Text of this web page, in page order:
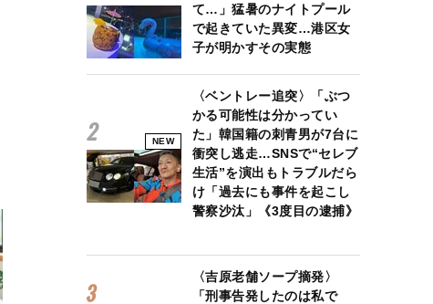
て…」猛暑のナイトプール
で起きていた異変…港区女
子が明かすその実態
NEW
〈ベントレー追突〉「ぶつ
かる可能性は分かってい
た」韓国籍の刺青男が7台に
衝突し逃走…SNSで“セレブ
生活”を演出もトラブルだら
け「過去にも事件を起こし
警察沙汰」《3度目の逮捕》
〈吉原老舗ソープ摘発〉
「刑事告発したのは私で